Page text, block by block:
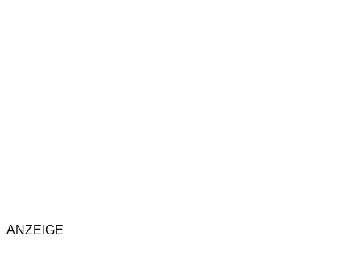
ANZEIGE